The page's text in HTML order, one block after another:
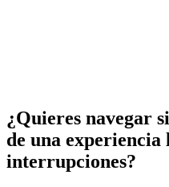
¿Quieres navegar
de una
interrupciones?